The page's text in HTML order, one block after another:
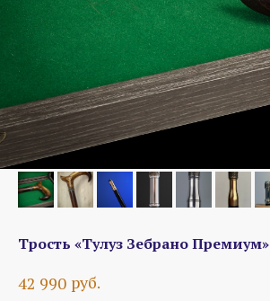
Трость «Тулуз Зебрано Премиум»
42 990 руб.